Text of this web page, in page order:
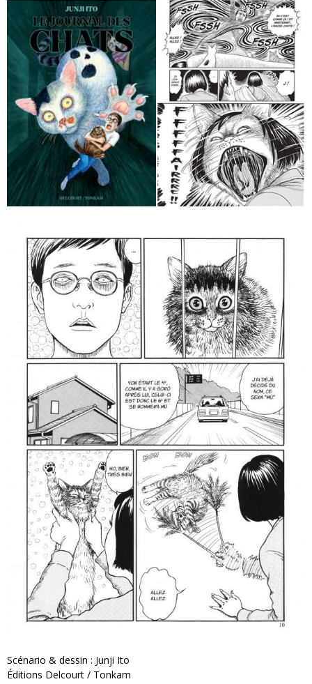
Scénario & dessin : Junji Ito
Éditions Delcourt / Tonkam